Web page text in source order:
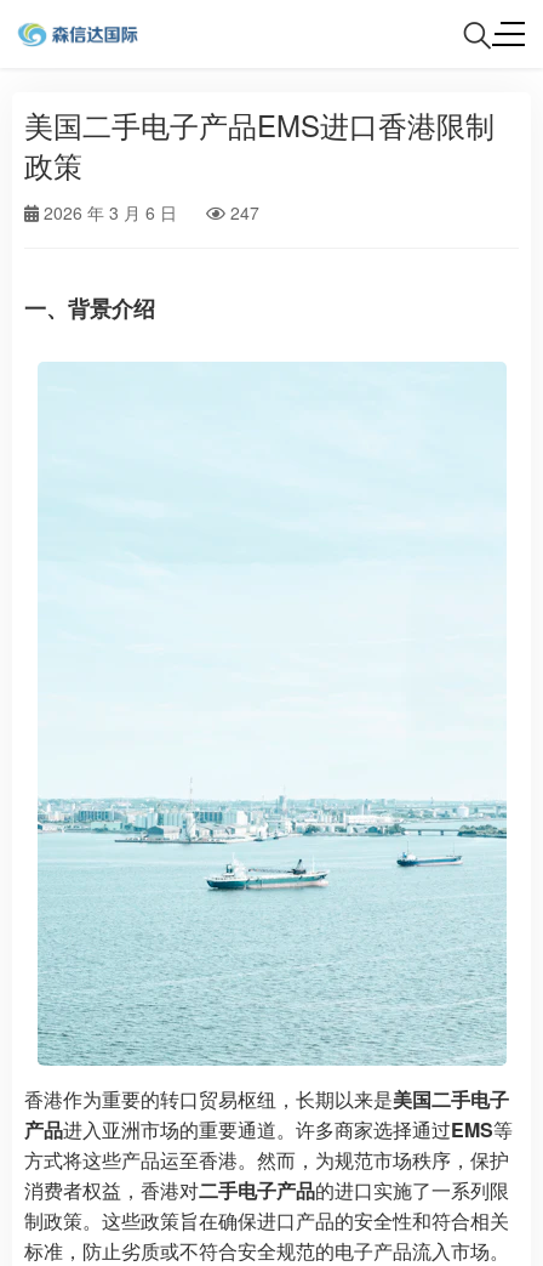
美国二手电子产品EMS进口香港限制
政策
2026 年 3 月 6 日 247
一、背景介绍
香港作为重要的转口贸易枢纽，长期以来是美国二手电子
产品进入亚洲市场的重要通道。许多商家选择通过EMS等
方式将这些产品运至香港。然而，为规范市场秩序，保护
消费者权益，香港对二手电子产品的进口实施了一系列限
制政策。这些政策旨在确保进口产品的安全性和符合相关
标准，防止劣质或不符合安全规范的电子产品流入市场。